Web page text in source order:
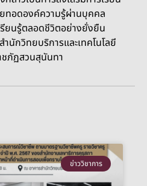
ทอดองค์ความรู้ผ่านบุคคล
ยนรู้ตลอดชีวิตอย่างยั่งยืน
กวิทยบริการและเทคโนโลยี
ชภัฏสวนสุนันทา
ข่าววิชาการ